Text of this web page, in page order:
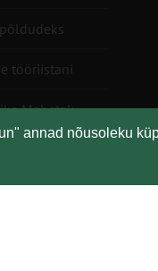
annad nõusoleku
tööriistani
Mahetalu